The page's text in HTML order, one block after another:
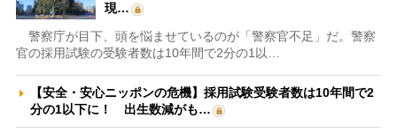
現…
警察庁が目下、頭を悩ませているのが「警察官不足」だ。警察
官の採用試験の受験者数は10年間で2分の1以…
【安全・安心ニッポンの危機】採用試験受験者数は10年間で2
分の1以下に！ 出生数減がも…